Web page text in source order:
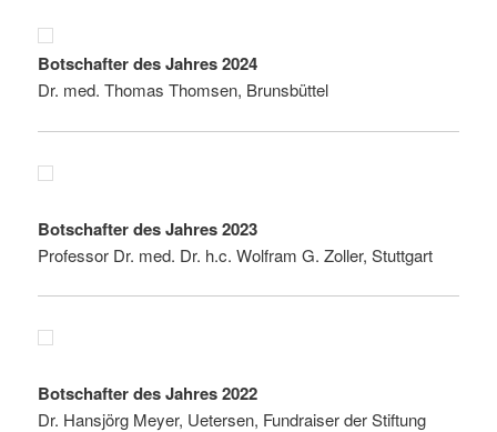
Botschafter des Jahres 2024
Dr. med. Thomas Thomsen, Brunsbüttel
Botschafter des Jahres 2023
Professor Dr. med. Dr. h.c. Wolfram G. Zoller, Stuttgart
Botschafter des Jahres 2022
Dr. Hansjörg Meyer, Uetersen, Fundraiser der Stiftung